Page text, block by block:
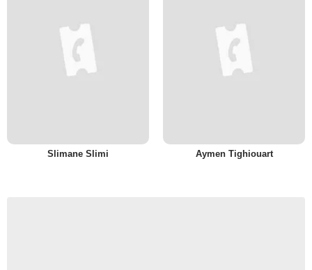
Slimane Slimi Aymen Tighiouart